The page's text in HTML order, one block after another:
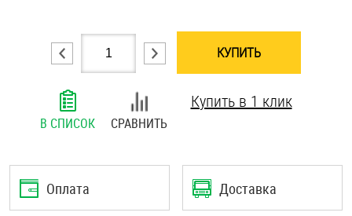
КУПИТЬ
В СПИСОК СРАВНИТЬ
Купить в 1 клик
Оплата Доставка